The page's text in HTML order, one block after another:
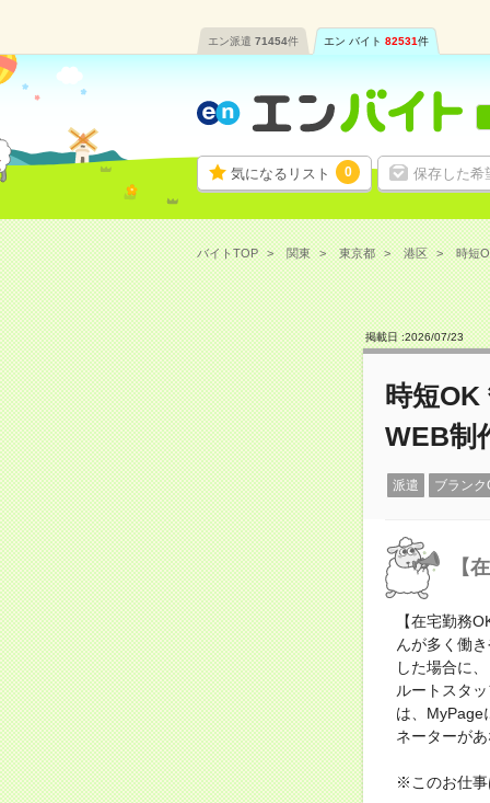
エン派遣 71454件 エン バイト 82531件
気になるリスト 0 保存した希
バイトTOP 関東 東京都 港区 時短
掲載日 :2026/07/23
時短OK
WEB制
派遣 ブランク
【
【在宅勤務
んが多く働
した場合に
ルートスタ
は、MyPage
ネーターが
※このお仕事